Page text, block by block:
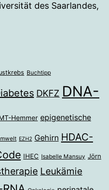
des Saarlandes,
Buchtipp
DKFZ DNA-
Hemmer epigenetische
EZH2 Gehirn HDAC-
IHEC Isabelle Mansuy Jörn
Leukämie